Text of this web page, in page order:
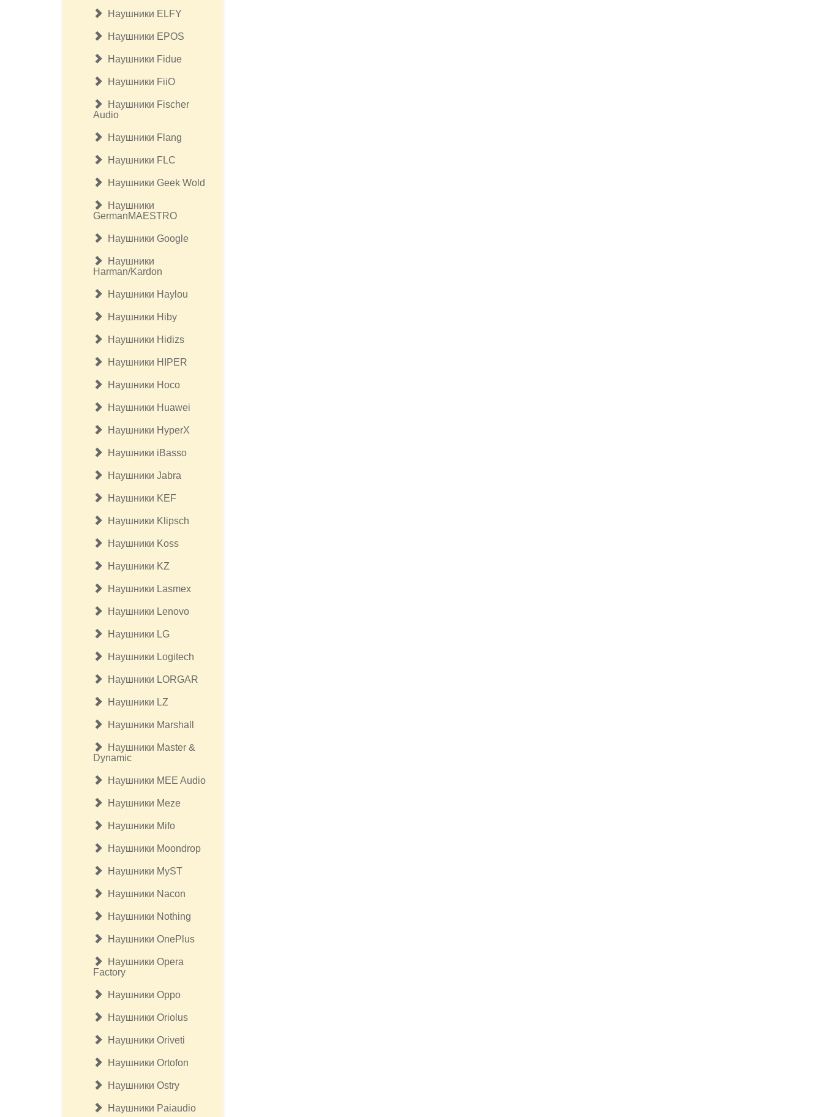
Наушники ELFY
Наушники EPOS
Наушники Fidue
Наушники FiiO
Наушники Fischer
Audio
Наушники Flang
Наушники FLC
Наушники Geek Wold
Наушники
GermanMAESTRO
Наушники Google
Наушники
Harman/Kardon
Наушники Haylou
Наушники Hiby
Наушники Hidizs
Наушники HIPER
Наушники Hoco
Наушники Huawei
Наушники HyperX
Наушники iBasso
Наушники Jabra
Наушники KEF
Наушники Klipsсh
Наушники Koss
Наушники KZ
Наушники Lasmex
Наушники Lenovo
Наушники LG
Наушники Logitech
Наушники LORGAR
Наушники LZ
Наушники Marshall
Наушники Master &
Dynamic
Наушники MEE Audio
Наушники Meze
Наушники Mifo
Наушники Moondrop
Наушники MyST
Наушники Nacon
Наушники Nothing
Наушники OnePlus
Наушники Opera
Factory
Наушники Oppo
Наушники Oriolus
Наушники Oriveti
Наушники Ortofon
Наушники Ostry
Наушники Paiaudio